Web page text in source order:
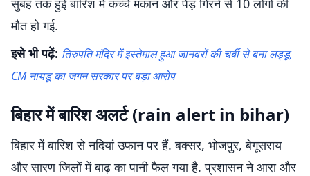
सुबह तक हुई बारिश में कच्चे मकान और पेड़ गिरने से 10 लोगों की
मौत हो गई.
इसे भी पढ़ें: तिरुपति मंदिर में इस्तेमाल हुआ जानवरों की चर्बी से बना लड्डू,
CM नायडू का जगन सरकार पर बड़ा आरोप
बिहार में बारिश अलर्ट (rain alert in bihar)
बिहार में बारिश से नदियां उफान पर हैं. बक्सर, भोजपुर, बेगूसराय
और सारण जिलों में बाढ़ का पानी फैल गया है. प्रशासन ने आरा और